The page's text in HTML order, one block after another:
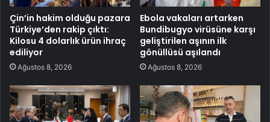
Çin’in hakim olduğu pazara
Türkiye’den rakip çıktı:
Kilosu 4 dolarlık ürün ihraç
ediliyor
Ağustos 8, 2026
Ebola vakaları artarken
Bundibugyo virüsüne karşı
geliştirilen aşının ilk
gönüllüsü aşılandı
Ağustos 8, 2026